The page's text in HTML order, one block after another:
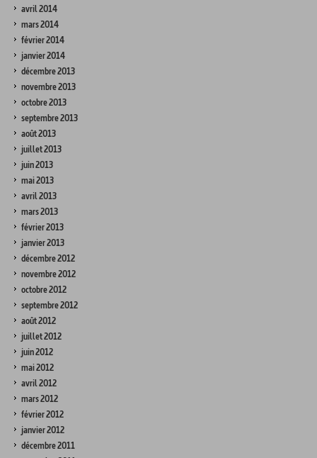
avril 2014
mars 2014
février 2014
janvier 2014
décembre 2013
novembre 2013
octobre 2013
septembre 2013
août 2013
juillet 2013
juin 2013
mai 2013
avril 2013
mars 2013
février 2013
janvier 2013
décembre 2012
novembre 2012
octobre 2012
septembre 2012
août 2012
juillet 2012
juin 2012
mai 2012
avril 2012
mars 2012
février 2012
janvier 2012
décembre 2011